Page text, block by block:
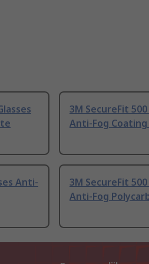
3M SecureFit
Anti-Fog
Anti-
3M SecureFit
Anti-Fog